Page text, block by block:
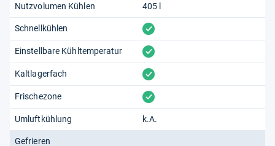
Nutzvolumen Kühlen 405 l
Schnellkühlen vorhanden
Einstellbare Kühltemperatur vorhanden
Kaltlagerfach vorhanden
Frischezone vorhanden
Umluftkühlung k.A.
Gefrieren